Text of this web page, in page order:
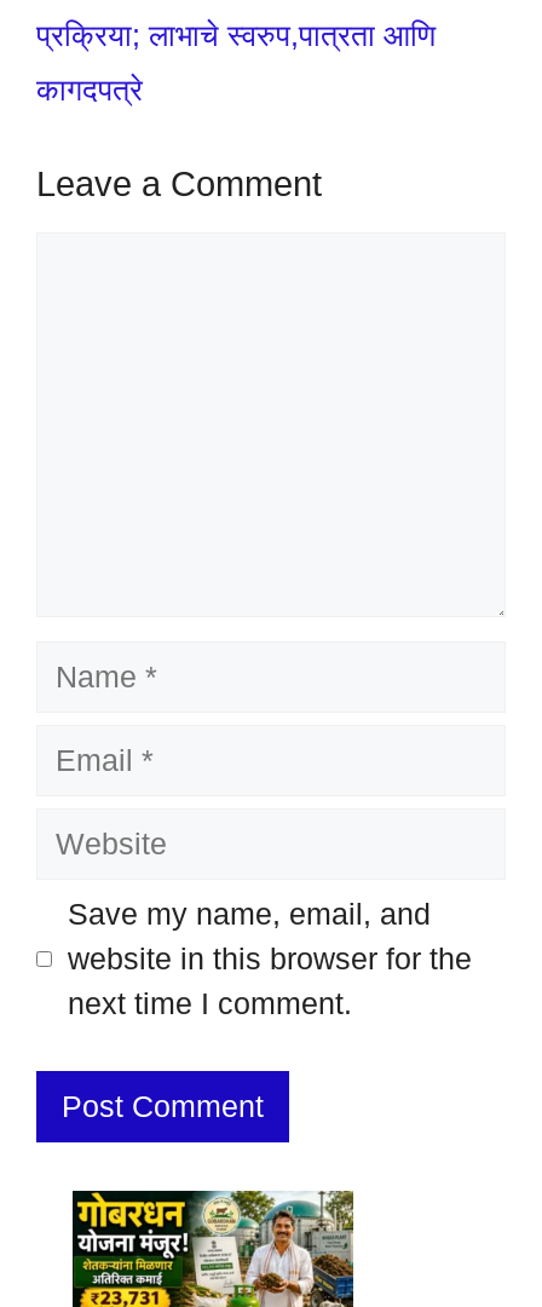
प्रक्रिया; लाभाचे स्वरुप,पात्रता आणि
कागदपत्रे
Leave a Comment
Name
Email
Website
Save my name, email, and
website in this browser for the
next time I comment.